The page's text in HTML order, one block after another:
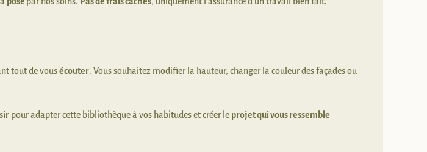
tout de vousécouter. Vous souhaitez modifier la hauteur, changer la couleur des façades ou
pour adapter cette bibliothèque à vos habitudes et créer le projet qui vous ressemble